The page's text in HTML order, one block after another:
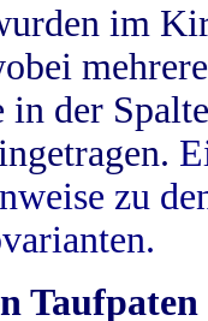
im
der
zu
Taufpaten